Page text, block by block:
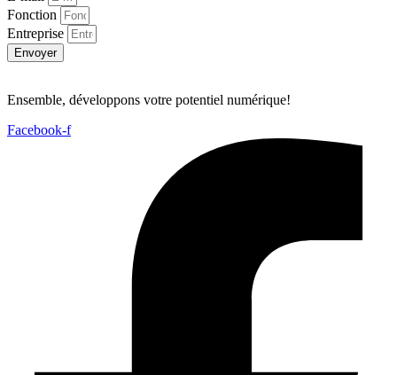
Fonction
Entreprise
Envoyer
Ensemble, développons votre potentiel numérique!
Facebook-f